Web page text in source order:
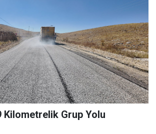
Kilometrelik Grup Yolu